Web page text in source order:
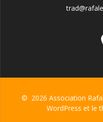
© 2026 Association
WordPress et le